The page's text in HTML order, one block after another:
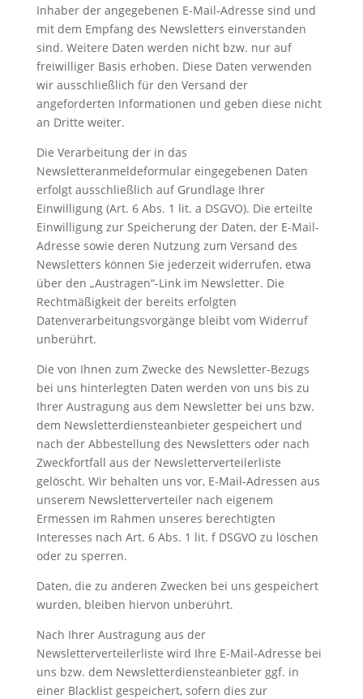
Inhaber der angegebenen E-Mail-Adresse sind und
mit dem Empfang des Newsletters einverstanden
sind. Weitere Daten werden nicht bzw. nur auf
freiwilliger Basis erhoben. Diese Daten verwenden
wir ausschließlich für den Versand der
angeforderten Informationen und geben diese nicht
an Dritte weiter.
Die Verarbeitung der in das
Newsletteranmeldeformular eingegebenen Daten
erfolgt ausschließlich auf Grundlage Ihrer
Einwilligung (Art. 6 Abs. 1 lit. a DSGVO). Die erteilte
Einwilligung zur Speicherung der Daten, der E-Mail-
Adresse sowie deren Nutzung zum Versand des
Newsletters können Sie jederzeit widerrufen, etwa
über den „Austragen“-Link im Newsletter. Die
Rechtmäßigkeit der bereits erfolgten
Datenverarbeitungsvorgänge bleibt vom Widerruf
unberührt.
Die von Ihnen zum Zwecke des Newsletter-Bezugs
bei uns hinterlegten Daten werden von uns bis zu
Ihrer Austragung aus dem Newsletter bei uns bzw.
dem Newsletterdiensteanbieter gespeichert und
nach der Abbestellung des Newsletters oder nach
Zweckfortfall aus der Newsletterverteilerliste
gelöscht. Wir behalten uns vor, E-Mail-Adressen aus
unserem Newsletterverteiler nach eigenem
Ermessen im Rahmen unseres berechtigten
Interesses nach Art. 6 Abs. 1 lit. f DSGVO zu löschen
oder zu sperren.
Daten, die zu anderen Zwecken bei uns gespeichert
wurden, bleiben hiervon unberührt.
Nach Ihrer Austragung aus der
Newsletterverteilerliste wird Ihre E-Mail-Adresse bei
uns bzw. dem Newsletterdiensteanbieter ggf. in
einer Blacklist gespeichert, sofern dies zur